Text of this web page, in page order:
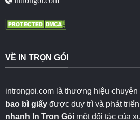
VỀ IN TRỌN GÓI
introngoi.com là thương hiệu
bao bì giấyđược duy trì và phát
nhanh In Trọn Góimột đối tác của